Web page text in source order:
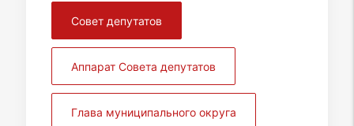
Совет депутатов
Аппарат Совета депутатов
Глава муниципального округа